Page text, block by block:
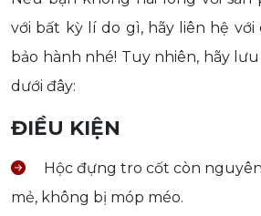
với bất kỳ lí do gì, hãy liên hệ
bảo hành nhé! Tuy nhiên, hãy
dưới đây:
ĐIỀU KIỆN
Hộc đựng tro cốt còn
mẻ, không bị móp méo.